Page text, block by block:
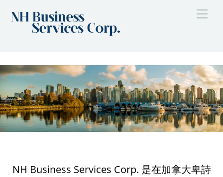
NH Business Services Corp. 是在加拿大卑詩